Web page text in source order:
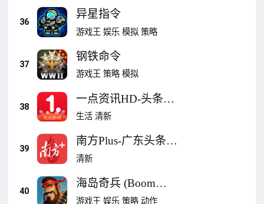
36
异星指令
游戏王 娱乐 模拟 策略
37
钢铁命令
游戏王 策略 模拟
38
一点资讯HD-头条新
闻视频热点平台
生活 清新
39
南方Plus-广东头条新
闻资讯平台
清新
40
海岛奇兵 (Boom
Beach)
游戏王 娱乐 策略 动作